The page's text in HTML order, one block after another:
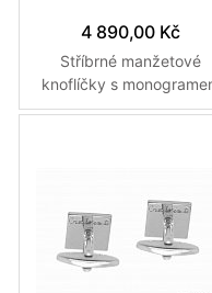
4 890,00 Kč
Stříbrné manžetové
knoflíčky s
DN č. 13 vyrobené na